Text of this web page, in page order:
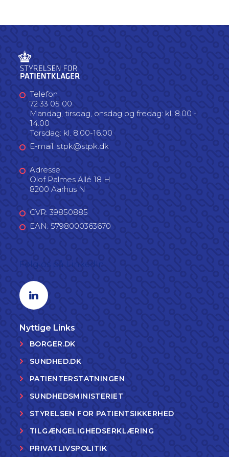
Telefon
72 33 05 00
Mandag, tirsdag, onsdag og fredag: kl. 8.00 -
14.00
Torsdag: kl. 8.00-16.00
E-mail: stpk@stpk.dk
Adresse
Olof Palmes Allé 18 H
8200 Aarhus N
CVR: 39850885
EAN: 5798000363670
Linkedin profil
Nyttige Links
BORGER.DK
SUNDHED.DK
PATIENTERSTATNINGEN
SUNDHEDSMINISTERIET
STYRELSEN FOR PATIENTSIKKERHED
TILGÆNGELIGHEDSERKLÆRING
PRIVATLIVSPOLITIK